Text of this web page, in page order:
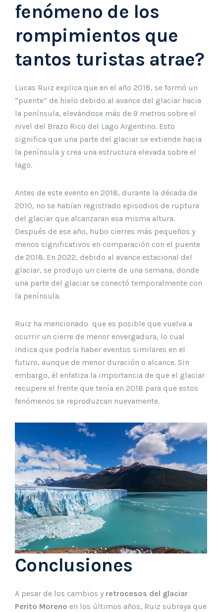
fenómeno de los
rompimientos que
tantos turistas atrae?
Lucas Ruiz explica que en el año 2018, se formó un
“puente” de hielo debido al avance del glaciar hacia
la península, elevándose más de 9 metros sobre el
nivel del Brazo Rico del Lago Argentino. Esto
significa que una parte del glaciar se extiende hacia
la península y crea una estructura elevada sobre el
lago.
Antes de este evento en 2018, durante la década de
2010, no se habían registrado episodios de ruptura
del glaciar que alcanzaran esa misma altura.
Después de ese año, hubo cierres más pequeños y
menos significativos en comparación con el puente
de 2018. En 2022, debido al avance estacional del
glaciar, se produjo un cierre de una semana, donde
una parte del glaciar se conectó temporalmente con
la península.
Ruiz ha mencionado que es posible que vuelva a
ocurrir un cierre de menor envergadura, lo cual
indica que podría haber eventos similares en el
futuro, aunque de menor duración o alcance. Sin
embargo, él enfatiza la importancia de que el glaciar
recupere el frente que tenía en 2018 para que estos
fenómenos se reproduzcan nuevamente.
Conclusiones
A pesar de los cambios y retrocesos del glaciar
Perito Moreno en los últimos años, Ruiz subraya que